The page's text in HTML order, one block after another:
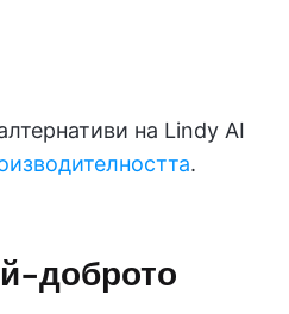
на Lindy AI
.
доброто